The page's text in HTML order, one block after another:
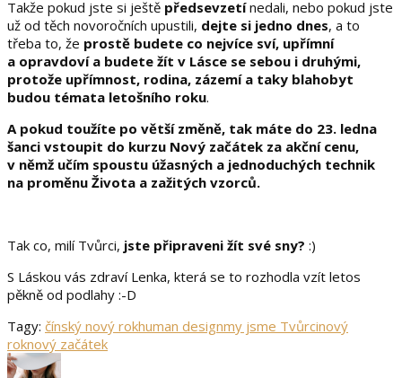
Takže pokud jste si ještě předsevzetínedali, nebo pokud jste
už od těch novoročních upustili, dejte si jedno dnes, a to
třeba to, že prostě budete co nejvíce sví, upřímní
a opravdoví a budete žít v Lásce se sebou i druhými,
protože upřímnost, rodina, zázemí a taky blahobyt
budou témata letošního roku.
A pokud toužíte po větší změně, tak máte do 23. ledna
šanci vstoupit do kurzu Nový začátek za akční cenu,
v němž učím spoustu úžasných a jednoduchých technik
na proměnu Života a zažitých vzorců.
Tak co, milí Tvůrci, jste připraveni žít své sny? :)
S Láskou vás zdraví Lenka, která se to rozhodla vzít letos
pěkně od podlahy :-D
Tagy: čínský nový rokhuman designmy jsme Tvůrcinový
roknový začátek